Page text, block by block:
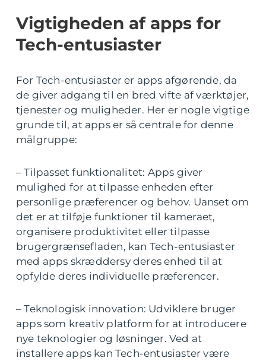
Vigtigheden af apps for
Tech-entusiaster
For Tech-entusiaster er apps afgørende, da
de giver adgang til en bred vifte af værktøjer,
tjenester og muligheder. Her er nogle vigtige
grunde til, at apps er så centrale for denne
målgruppe:
– Tilpasset funktionalitet: Apps giver
mulighed for at tilpasse enheden efter
personlige præferencer og behov. Uanset om
det er at tilføje funktioner til kameraet,
organisere produktivitet eller tilpasse
brugergrænsefladen, kan Tech-entusiaster
med apps skræddersy deres enhed til at
opfylde deres individuelle præferencer.
– Teknologisk innovation: Udviklere bruger
apps som kreativ platform for at introducere
nye teknologier og løsninger. Ved at
installere apps kan Tech-entusiaster være